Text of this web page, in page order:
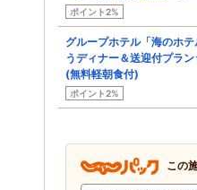
ポイント2%
グループホテル「海のホ
うディナー＆送迎付プラ
(無料軽朝食付)
ポイント2%
この